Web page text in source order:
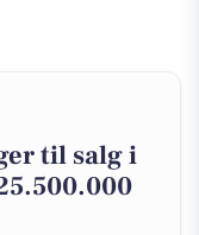
til salg i